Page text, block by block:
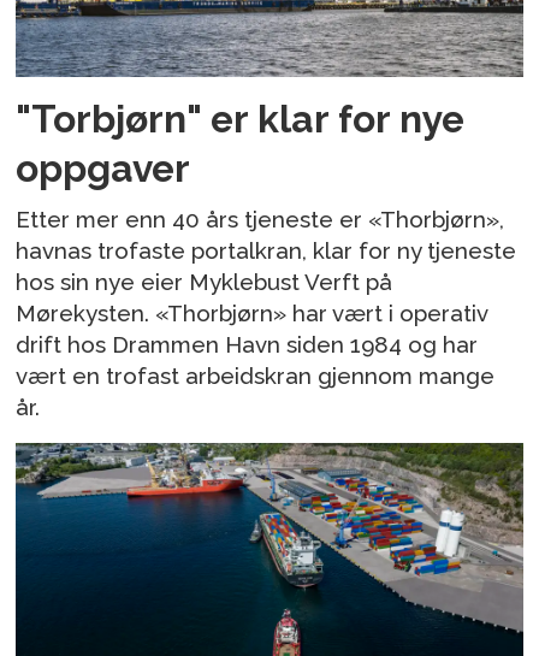
"Torbjørn" er klar for nye
oppgaver
Etter mer enn 40 års tjeneste er «Thorbjørn»,
havnas trofaste portalkran, klar for ny tjeneste
hos sin nye eier Myklebust Verft på
Mørekysten. «Thorbjørn» har vært i operativ
drift hos Drammen Havn siden 1984 og har
vært en trofast arbeidskran gjennom mange
år.